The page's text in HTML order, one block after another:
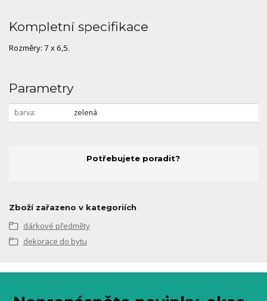
Kompletní specifikace
Rozměry: 7 x 6,5.
Parametry
barva zelená
Potřebujete poradit?
Zboží zařazeno v kategoriích
dárkové předměty
dekorace do bytu